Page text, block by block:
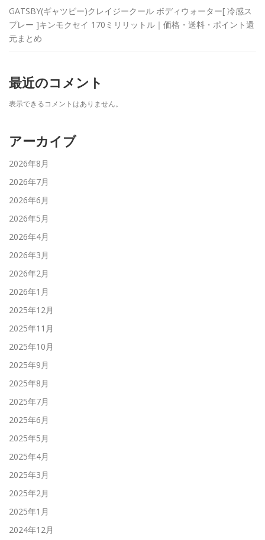
GATSBY(ギャツビー)クレイジークール ボディウォーター[ 冷感ス
プレー ]キンモクセイ 170ミリリットル｜価格・送料・ポイント還
元まとめ
最近のコメント
表示できるコメントはありません。
アーカイブ
2026年8月
2026年7月
2026年6月
2026年5月
2026年4月
2026年3月
2026年2月
2026年1月
2025年12月
2025年11月
2025年10月
2025年9月
2025年8月
2025年7月
2025年6月
2025年5月
2025年4月
2025年3月
2025年2月
2025年1月
2024年12月